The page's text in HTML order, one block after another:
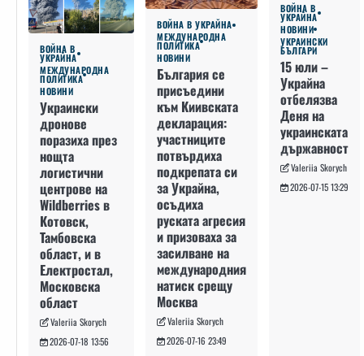
ВОЙНА В
УКРАЙНА
МЕЖДУНАРОДНА
ПОЛИТИКА
НОВИНИ
Украински
дронове
поразиха през
нощта
логистични
центрове на
Wildberries в
Котовск,
Тамбовска
област, и в
Електростал,
Московска
област
Valeriia Skorych
2026-07-18 13:56
ВОЙНА В УКРАЙНА
МЕЖДУНАРОДНА
ПОЛИТИКА
НОВИНИ
България се
присъедини
към Киивската
декларация:
участниците
потвърдиха
подкрепата си
за Украйна,
осъдиха
руската агресия
и призоваха за
засилване на
международния
натиск срещу
Москва
Valeriia Skorych
2026-07-16 23:49
ВОЙНА В
УКРАЙНА
НОВИНИ
УКРАИНСКИ
БЪЛГАРИ
15 юли –
Украйна
отбелязва
Деня на
украинската
държавност
Valeriia Skorych
2026-07-15 13:29